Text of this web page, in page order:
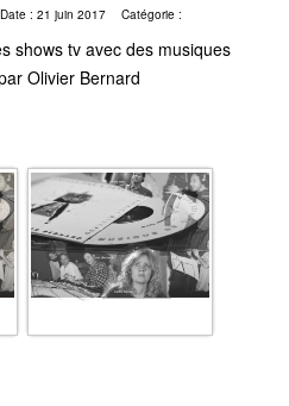
Date : 21 juin 2017 Catégorie :
shows tv avec des musiques
Olivier Bernard